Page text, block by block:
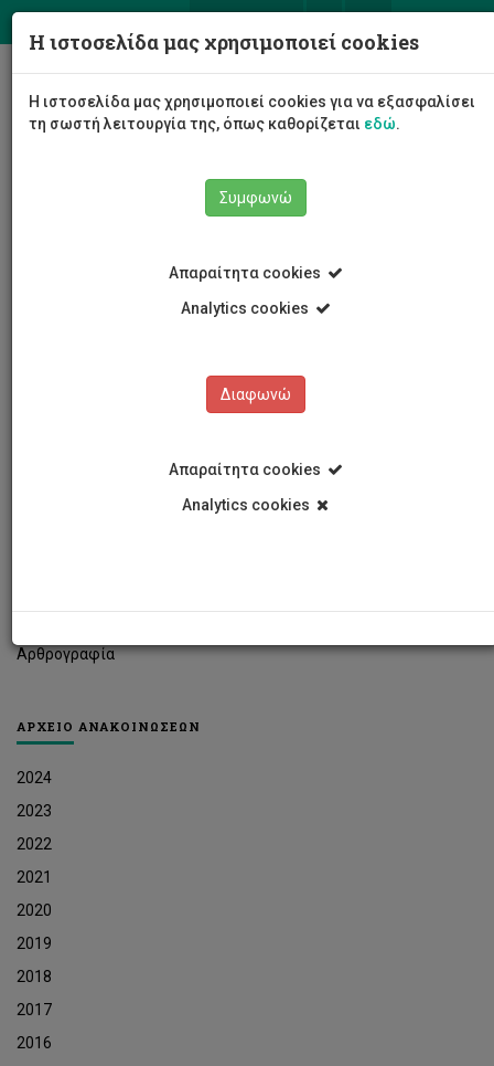
Αρθρογραφία
ΑΡΧΕΙΟ ΑΝΑΚΟΙΝΩΣΕΩΝ
2024
2023
2022
2021
2020
2019
2018
2017
2016
Η ιστοσελίδα μας χρησιμοποιεί cookies
Η ιστοσελίδα μας χρησιμοποιεί cookies για να εξασφαλίσει
τη σωστή λειτουργία της, όπως καθορίζεται εδώ.
Συμφωνώ
Απαραίτητα cookies
Analytics cookies
Διαφωνώ
Απαραίτητα cookies
Analytics cookies